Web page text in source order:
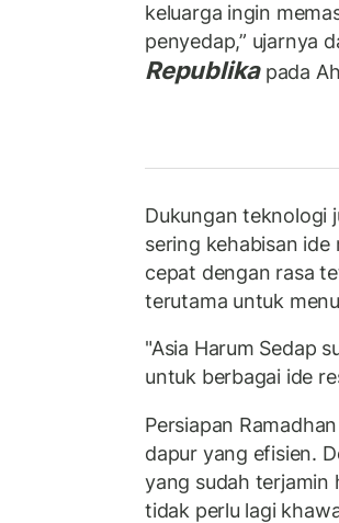
keluarga ingin
penyedap,” ujarnya
Republikapada
Dukungan teknologi
sering kehabisan ide
cepat dengan rasa
terutama untuk
"Asia Harum Sedap
untuk berbagai ide
Persiapan
dapur yang efisien.
yang sudah terjamin
tidak perlu lagi